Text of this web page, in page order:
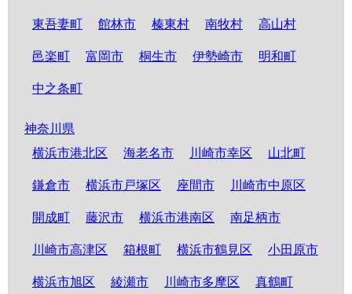
東吾妻町 館林市 榛東村 南牧村 高山村
邑楽町 富岡市 桐生市 伊勢崎市 明和町
中之条町
神奈川県
横浜市港北区
海老名市 川崎市幸区 山北町
鎌倉市 横浜市戸塚区 座間市 川崎市中原区
開成町 藤沢市 横浜市港南区 南足柄市
川崎市高津区 箱根町 横浜市鶴見区 小田原市
横浜市旭区 綾瀬市 川崎市多摩区 真鶴町